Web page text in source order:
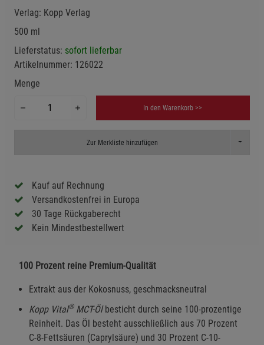
Verlag: Kopp Verlag
500 ml
Lieferstatus: sofort lieferbar
Artikelnummer: 126022
Menge
In den Warenkorb >>
Zur Merkliste hinzufügen Toggle
Kauf auf Rechnung
Versandkostenfrei in Europa
30 Tage Rückgaberecht
Kein Mindestbestellwert
100 Prozent reine Premium-Qualität
Extrakt aus der Kokosnuss, geschmacksneutral
Kopp Vital®MCT-Ölbesticht durch seine 100-prozentige
Reinheit. Das Öl besteht ausschließlich aus 70 Prozent
C-8-Fettsäuren (Caprylsäure) und 30 Prozent C-10-